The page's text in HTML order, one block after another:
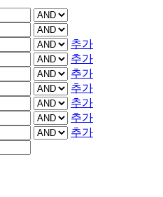
추가
추가
추가
추가
추가
추가
추가